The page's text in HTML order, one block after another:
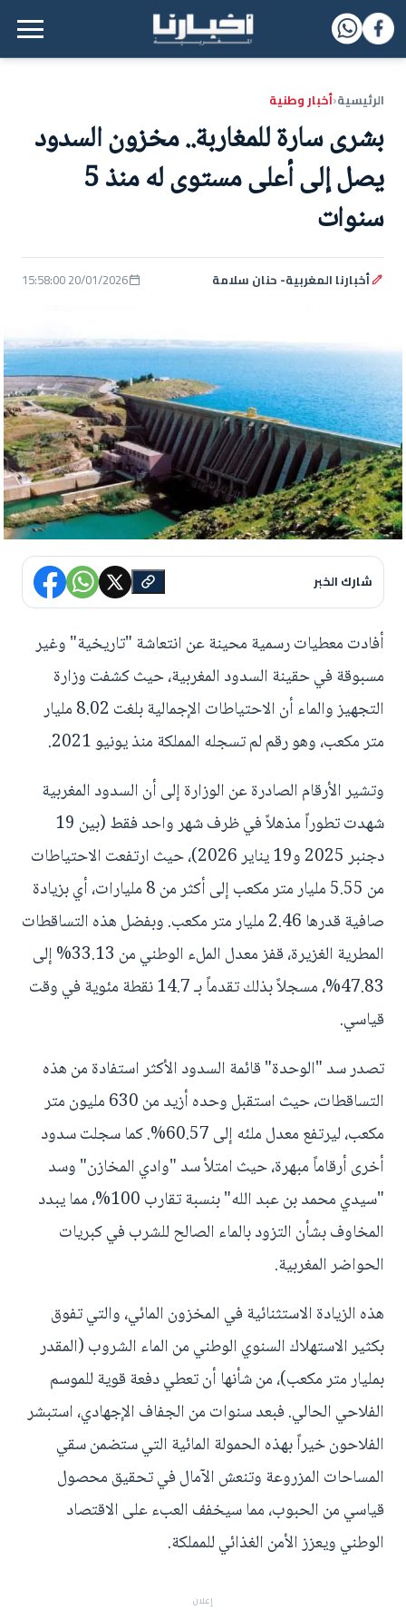
القائمة الرئيسية
الرئيسية‹أخبار وطنية
بشرى سارة للمغاربة.. مخزون السدود
يصل إلى أعلى مستوى له منذ 5
سنوات
أخبارنا المغربية- حنان سلامة 20/01/2026 15:58:00
شارك الخبر
أفادت معطيات رسمية محينة عن انتعاشة "تاريخية" وغير
مسبوقة في حقينة السدود المغربية، حيث كشفت وزارة
التجهيز والماء أن الاحتياطات الإجمالية بلغت 8.02 مليار
متر مكعب، وهو رقم لم تسجله المملكة منذ يونيو 2021.
وتشير الأرقام الصادرة عن الوزارة إلى أن السدود المغربية
شهدت تطوراً مذهلاً في ظرف شهر واحد فقط (بين 19
دجنبر 2025 و19 يناير 2026)، حيث ارتفعت الاحتياطات
من 5.55 مليار متر مكعب إلى أكثر من 8 مليارات، أي بزيادة
صافية قدرها 2.46 مليار متر مكعب. وبفضل هذه التساقطات
المطرية الغزيرة، قفز معدل الملء الوطني من 33.13% إلى
47.83%، مسجلاً بذلك تقدماً بـ 14.7 نقطة مئوية في وقت
قياسي.
تصدر سد "الوحدة" قائمة السدود الأكثر استفادة من هذه
التساقطات، حيث استقبل وحده أزيد من 630 مليون متر
مكعب، ليرتفع معدل ملئه إلى 60.57%. كما سجلت سدود
أخرى أرقاماً مبهرة، حيث امتلأ سد "وادي المخازن" وسد
"سيدي محمد بن عبد الله" بنسبة تقارب 100%، مما يبدد
المخاوف بشأن التزود بالماء الصالح للشرب في كبريات
الحواضر المغربية.
هذه الزيادة الاستثنائية في المخزون المائي، والتي تفوق
بكثير الاستهلاك السنوي الوطني من الماء الشروب (المقدر
بمليار متر مكعب)، من شأنها أن تعطي دفعة قوية للموسم
الفلاحي الحالي. فبعد سنوات من الجفاف الإجهادي، استبشر
الفلاحون خيراً بهذه الحمولة المائية التي ستضمن سقي
المساحات المزروعة وتنعش الآمال في تحقيق محصول
قياسي من الحبوب، مما سيخفف العبء على الاقتصاد
الوطني ويعزز الأمن الغذائي للمملكة.
إعلان